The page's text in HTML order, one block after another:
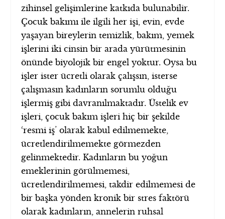
zihinsel gelişimlerine katkıda bulunabilir.
Çocuk bakımı ile ilgili her işi, evin, evde
yaşayan bireylerin temizlik, bakım, yemek
işlerini iki cinsin bir arada yürütmesinin
önünde biyolojik bir engel yoktur. Oysa bu
işler ister ücretli olarak çalışsın, isterse
çalışmasın kadınların sorumlu olduğu
işlermiş gibi davranılmaktadır. Üstelik ev
işleri, çocuk bakım işleri hiç bir şekilde
‘resmi iş’ olarak kabul edilmemekte,
ücretlendirilmemekte görmezden
gelinmektedir. Kadınların bu yoğun
emeklerinin görülmemesi,
ücretlendirilmemesi, takdir edilmemesi de
bir başka yönden kronik bir stres faktörü
olarak kadınların, annelerin ruhsal